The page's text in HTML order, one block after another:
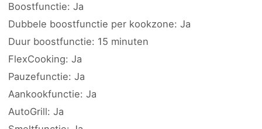
Boostfunctie: Ja
Dubbele boostfunctie per kookzone: Ja
Duur boostfunctie: 15 minuten
FlexCooking: Ja
Pauzefunctie: Ja
Aankookfunctie: Ja
AutoGrill: Ja